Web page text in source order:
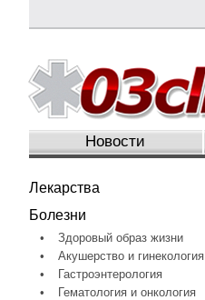
Новости
Лекарства
Болезни
•
Здоровый образ жизни
•
Акушерство и гинекология
•
Гастроэнтерология
•
Гематология и онкология